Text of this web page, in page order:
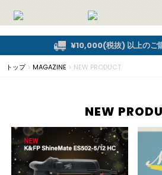
¥10,000(税抜) 以上のご
トップ> MAGAZINE > NEW PRODUCT
NEW